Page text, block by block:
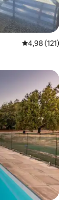
Évaluation
4,98 (121)